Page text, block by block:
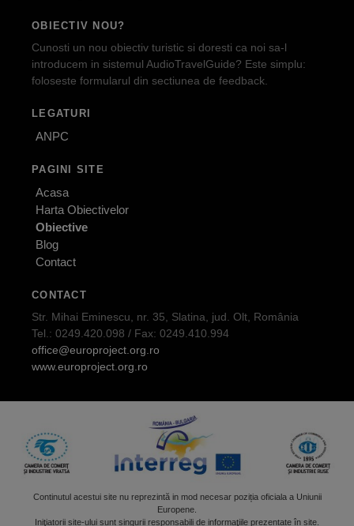
OBIECTIV NOU?
Cunosti un nou obiectiv turistic si doresti ca noi sa-l
introducem in sistemul AudioTravelGuide? Este simplu:
foloseste formularul din sectiunea de feedback.
LEGATURI
ANPC
PAGINI SITE
Acasa
Harta Obiectivelor
Obiective
Blog
Contact
CONTACT
Str. Mihai Eminescu, nr. 35, Slatina, jud. Olt, România
Tel.: 0249.420.098 / Fax: 0249.410.994
office@europroject.org.ro
www.europroject.org.ro
Continutul acestui site nu reprezintă in mod necesar poziția oficiala a Uniunii
Europene.
Iniţiatorii site-ului sunt singurii responsabili de informaţiile prezentate în site.